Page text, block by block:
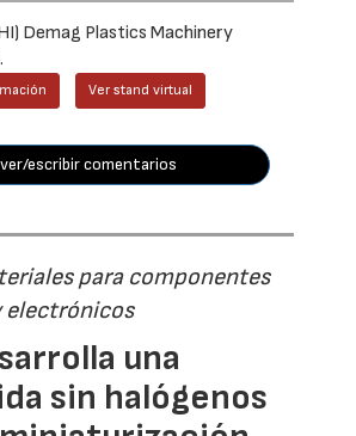
Demag Plastics Machinery
Ver stand virtual
ver/escribir comentarios
para componentes
electrónicos
una
sin halógenos